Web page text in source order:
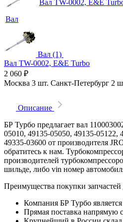
Вал
Вал TW-0002, E&E
Вал (1)
Вал TW-0002, E&E Turbo
2 060 ₽
Москва 3 шт. Санкт-Петербург 2
Описание
БР Турбо предлагает вал
05010, 49135-05050, 49135-05122,
49335-03600 от производителя
обратитесь к нам.
производителей
шильде, либо vin номер
Преимущества покупки
Компания БР Турбо
Прямая поставка напрямую